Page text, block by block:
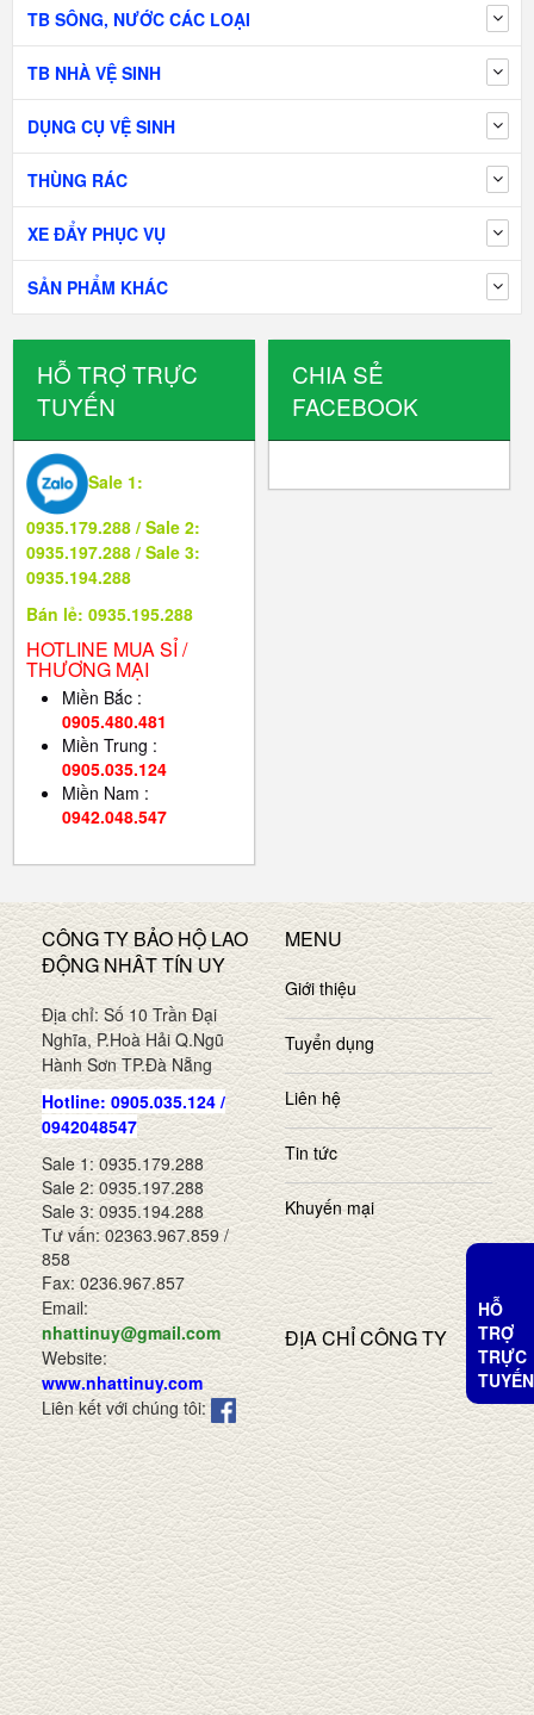
TB SÔNG, NƯỚC CÁC LOẠI
TB NHÀ VỆ SINH
DỤNG CỤ VỆ SINH
THÙNG RÁC
XE ĐẨY PHỤC VỤ
SẢN PHẨM KHÁC
HỖ TRỢ TRỰC
TUYẾN
Sale 1:
0935.179.288 / Sale 2:
0935.197.288 / Sale 3:
0935.194.288
Bán lẻ: 0935.195.288
HOTLINE MUA SỈ /
THƯƠNG MẠI
Miền Bắc :
0905.480.481
Miền Trung :
0905.035.124
Miền Nam :
0942.048.547
CHIA SẺ
FACEBOOK
CÔNG TY BẢO HỘ LAO
ĐỘNG NHÂT TÍN UY
Địa chỉ: Số 10 Trần Đại
Nghĩa, P.Hoà Hải Q.Ngũ
Hành Sơn TP.Đà Nẵng
Hotline: 0905.035.124 /
0942048547
Sale 1: 0935.179.288
Sale 2: 0935.197.288
Sale 3: 0935.194.288
Tư vấn: 02363.967.859 /
858
Fax: 0236.967.857
Email:
nhattinuy@gmail.com
Website:
www.nhattinuy.com
Liên kết với chúng tôi:
MENU
Giới thiệu
Tuyển dụng
Liên hệ
Tin tức
Khuyến mại
ĐỊA CHỈ CÔNG TY
HỖ
TRỢ
TRỰC
TUYẾN